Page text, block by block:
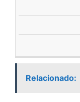
Relacionado: